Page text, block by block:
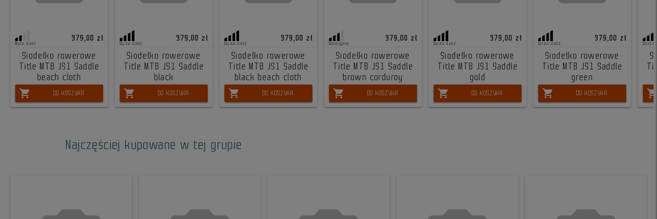
Mała ilość
379,00 zł
Siodełko rowerowe
Title MTB JS1 Saddle
beach cloth
shopping_cart DO KOSZYKA
Duża ilość
379,00 zł
Siodełko rowerowe
Title MTB JS1 Saddle
black
shopping_cart DO KOSZYKA
Duża ilość
379,00 zł
Siodełko rowerowe
Title MTB JS1 Saddle
black beach cloth
shopping_cart DO KOSZYKA
Dostępne
379,00 zł
Siodełko rowerowe
Title MTB JS1 Saddle
brown corduroy
shopping_cart DO KOSZYKA
Duża ilość
379,00 zł
Siodełko rowerowe
Title MTB JS1 Saddle
gold
shopping_cart DO KOSZYKA
Duża ilość
379,00 zł
Siodełko rowerowe
Title MTB JS1 Saddle
green
shopping_cart DO KOSZYKA
Najczęściej kupowane w tej grupie